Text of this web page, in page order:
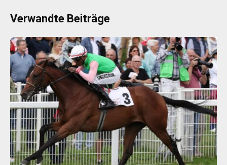
Verwandte Beiträge